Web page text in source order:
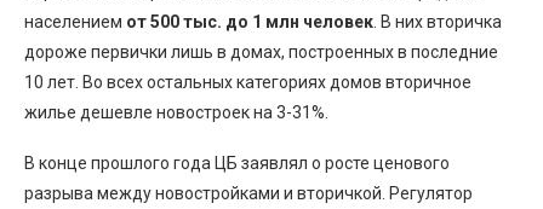
населением от 500 тыс. до 1 млн человек . В них вторичка
дороже первички лишь в домах, построенных в последние
10 лет. Во всех остальных категориях домов вторичное
жилье дешевле новостроек на 3-31%.
В конце прошлого года ЦБ заявлял о росте ценового
разрыва между новостройками и вторичкой. Регулятор